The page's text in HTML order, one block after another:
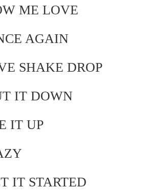
ME LOVE
AGAIN
SHAKE DROP
IT DOWN
IT UP
IT STARTED